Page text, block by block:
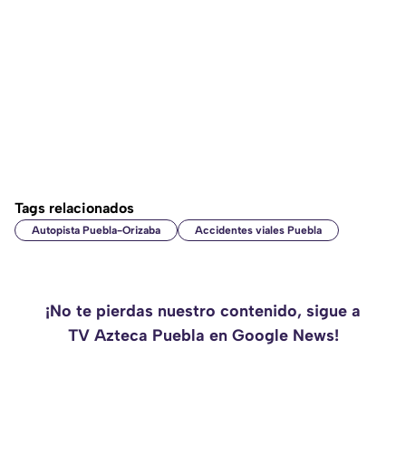
Tags relacionados
Autopista Puebla-Orizaba Accidentes viales Puebla
¡No te pierdas nuestro contenido, sigue a
TV Azteca Puebla en Google News!